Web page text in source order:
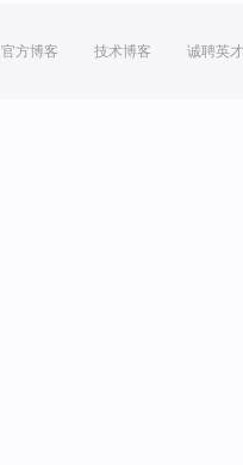
官方博客 技术博客 诚聘英才